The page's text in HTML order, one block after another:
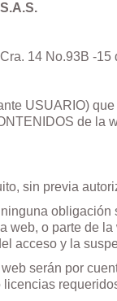
14 No.93B -
USUARIO)
de la
sin previa
web, o parte de
acceso y la
serán por